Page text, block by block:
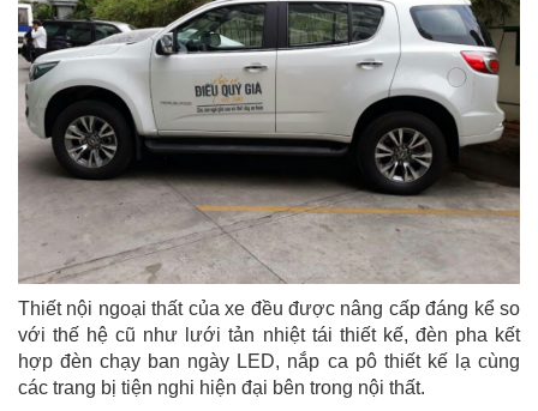
Thiết nội ngoại thất của xe đều được nâng cấp đáng kể so
với thế hệ cũ như lưới tản nhiệt tái thiết kế, đèn pha kết
hợp đèn chạy ban ngày LED, nắp ca pô thiết kế lạ cùng
các trang bị tiện nghi hiện đại bên trong nội thất.